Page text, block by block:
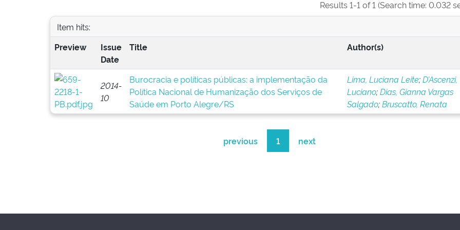
Results 1-1 of 1 (Search time: 0.032
Item hits:
Preview
Issue
Date
Title Author(s)
2014-
10
Burocracia e políticas públicas: a implementação da
Política Nacional de Humanização dos Serviços de
Saúde em Porto Alegre/RS
Lima, Luciana Leite;D’Ascenzi,
Luciano;Dias, Gianna Vargas
Salgado;Bruscatto, Renata
previous 1 next